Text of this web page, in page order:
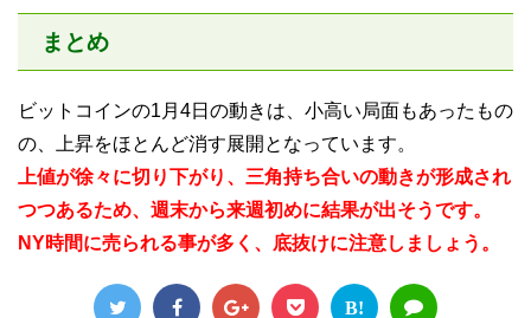
まとめ
ビットコインの1月4日の動きは、小高い局面もあったもの
の、上昇をほとんど消す展開となっています。
上値が徐々に切り下がり、三角持ち合いの動きが形成され
つつあるため、週末から来週初めに結果が出そうです。
NY時間に売られる事が多く、底抜けに注意しましょう。
B!